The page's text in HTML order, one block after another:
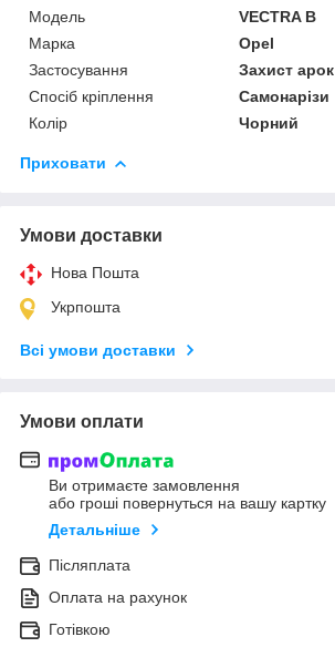
Мoдель
VEСTRA B
Марка
Opel
Застосування
Захист арок
Спосіб кріплення
Самонарізи
Колір
Чорний
Приховати
Умови доставки
Нова Пошта
Укрпошта
Всі умови доставки
Умови оплати
Ви отримаєте замовлення
або гроші повернуться на вашу картку
Детальніше
Післяплата
Оплата на рахунок
Готівкою